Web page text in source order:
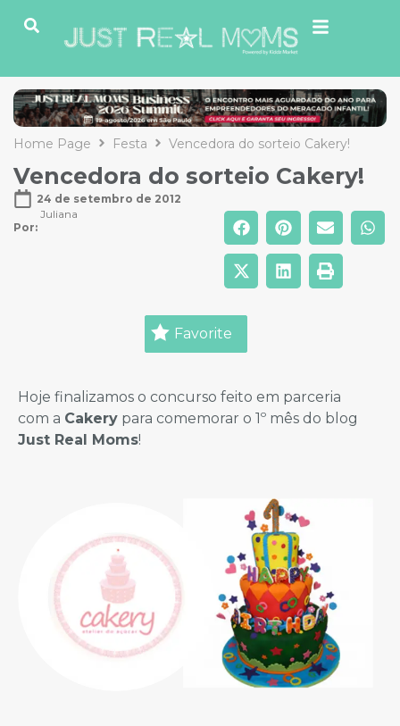
Home Page Festa Vencedora do sorteio Cakery!
Vencedora do sorteio Cakery!
24 de setembro de 2012
Por:
Juliana
Favorite
Hoje finalizamos o concurso feito em parceria
com a Cakery para comemorar o 1º mês do blog
Just Real Moms!